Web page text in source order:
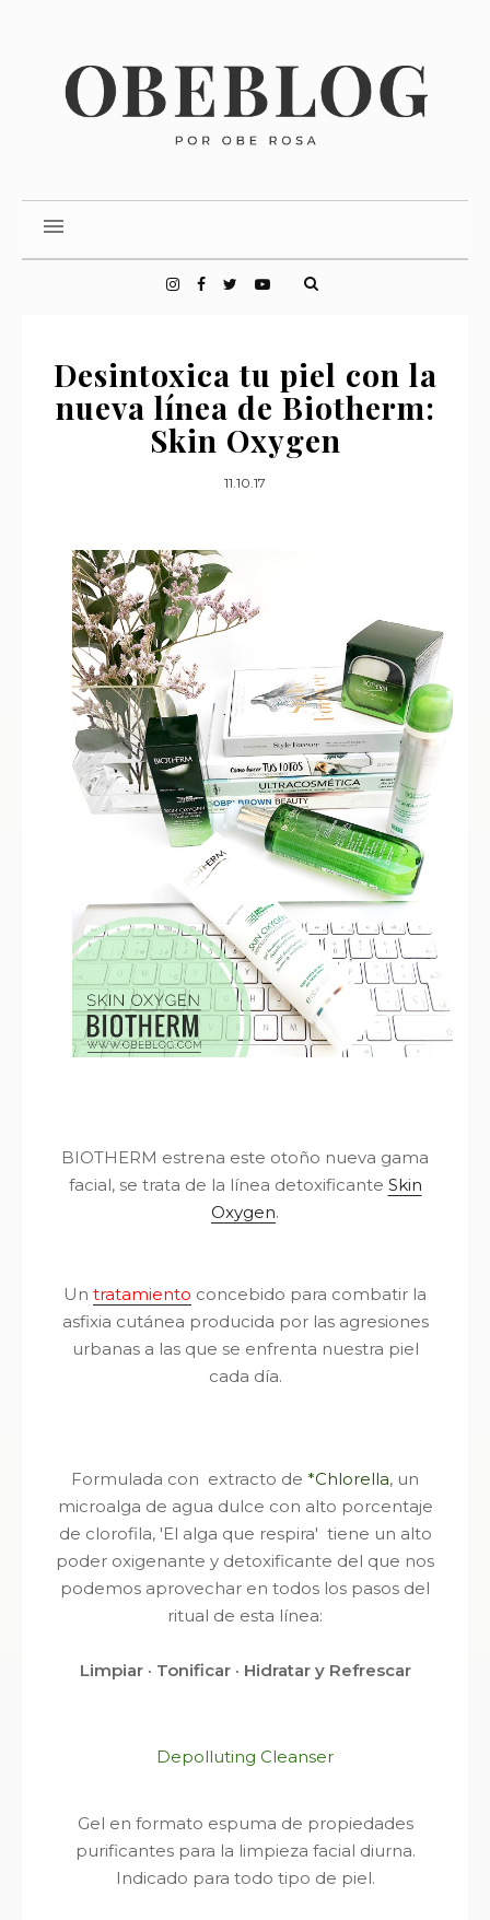
Desintoxica tu piel con la
nueva línea de Biotherm:
Skin Oxygen
11.10.17
BIOTHERM estrena este otoño nueva gama
facial, se trata de la línea detoxificante Skin
Oxygen.
Un tratamiento concebido para combatir la
asfixia cutánea producida por las agresiones
urbanas a las que se enfrenta nuestra piel
cada día.
Formulada con extracto de *Chlorella, un
microalga de agua dulce con alto porcentaje
de clorofila, 'El alga que respira' tiene un alto
poder oxigenante y detoxificante del que nos
podemos aprovechar en todos los pasos del
ritual de esta línea:
Limpiar · Tonificar · Hidratar y Refrescar
Depolluting Cleanser
Gel en formato espuma de propiedades
purificantes para la limpieza facial diurna.
Indicado para todo tipo de piel.